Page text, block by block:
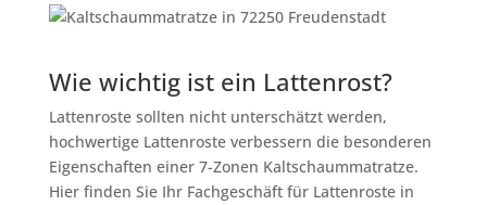
Wie wichtig ist ein Lattenrost?
Lattenroste sollten nicht unterschätzt werden,
hochwertige Lattenroste verbessern die besonderen
Eigenschaften einer 7-Zonen Kaltschaummatratze.
Hier finden Sie Ihr Fachgeschäft für Lattenroste in